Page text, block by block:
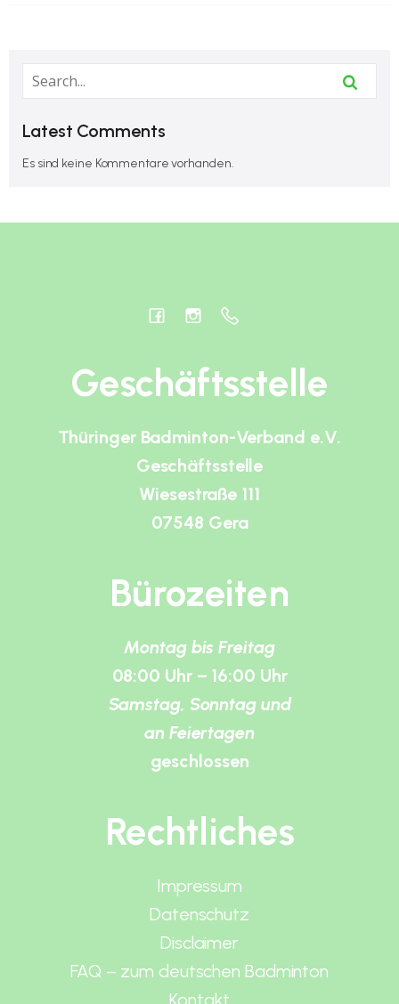
Latest Comments
Es sind keine Kommentare vorhanden.
Geschäftsstelle
Thüringer Badminton-Verband e.V.
Geschäftsstelle
Wiesestraße 111
07548 Gera
Bürozeiten
Montag bis Freitag
08:00 Uhr – 16:00 Uhr
Samstag, Sonntag und
an Feiertagen
geschlossen
Rechtliches
Impressum
Datenschutz
Disclaimer
FAQ – zum deutschen Badminton
Kontakt